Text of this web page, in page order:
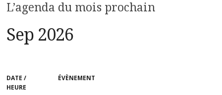
L’agenda du mois prochain
Sep 2026
DATE /
HEURE
ÉVÈNEMENT